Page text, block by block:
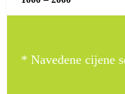
* Navedene cijene